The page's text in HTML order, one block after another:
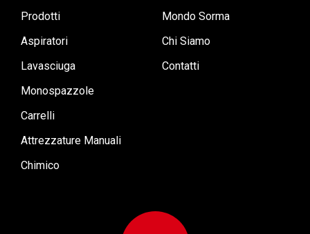
Prodotti
Aspiratori
Lavasciuga
Monospazzole
Carrelli
Attrezzature Manuali
Chimico
Mondo Sorma
Chi Siamo
Contatti